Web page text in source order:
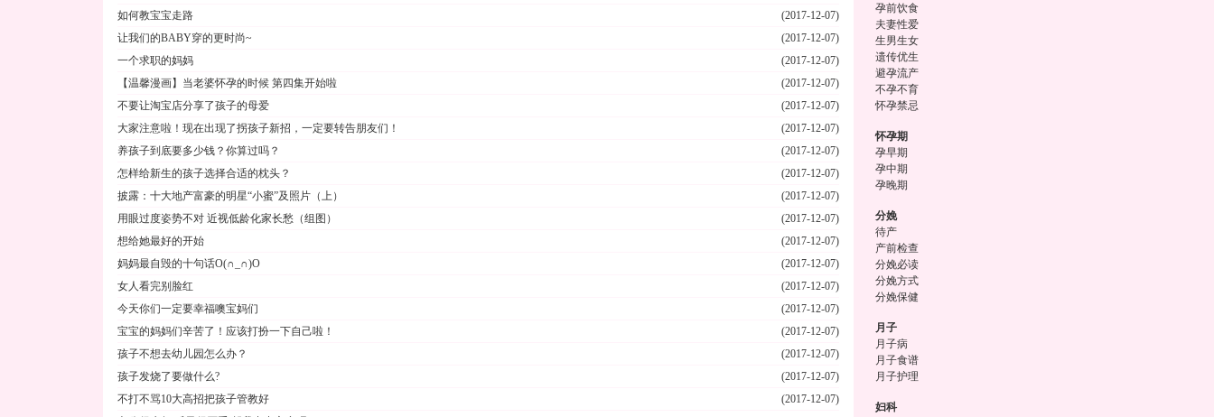
(2017-12-07)
如何教宝宝走路
(2017-12-07)
让我们的BABY穿的更时尚~
(2017-12-07)
一个求职的妈妈
(2017-12-07)
【温馨漫画】当老婆怀孕的时候 第四集开始啦
(2017-12-07)
不要让淘宝店分享了孩子的母爱
(2017-12-07)
大家注意啦！现在出现了拐孩子新招，一定要转告朋友们！
(2017-12-07)
养孩子到底要多少钱？你算过吗？
(2017-12-07)
怎样给新生的孩子选择合适的枕头？
(2017-12-07)
披露：十大地产富豪的明星“小蜜”及照片（上）
(2017-12-07)
用眼过度姿势不对 近视低龄化家长愁（组图）
(2017-12-07)
想给她最好的开始
(2017-12-07)
妈妈最自毁的十句话O(∩_∩)O
(2017-12-07)
女人看完别脸红
(2017-12-07)
今天你们一定要幸福噢宝妈们
(2017-12-07)
宝宝的妈妈们辛苦了！应该打扮一下自己啦！
(2017-12-07)
孩子不想去幼儿园怎么办？
(2017-12-07)
孩子发烧了要做什么?
(2017-12-07)
不打不骂10大高招把孩子管教好
孕前饮食
夫妻性爱
生男生女
遗传优生
避孕流产
不孕不育
怀孕禁忌
怀孕期
孕早期
孕中期
孕晚期
分娩
待产
产前检查
分娩必读
分娩方式
分娩保健
月子
月子病
月子食谱
月子护理
妇科